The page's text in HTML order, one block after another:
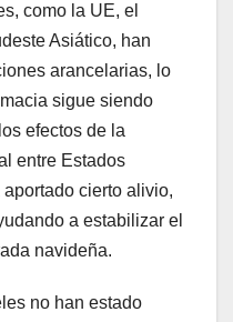
como la UE, el
Asiático, han
arancelarias, lo
sigue siendo
efectos de la
entre Estados
cierto alivio,
a estabilizar el
navideña.
no han estado